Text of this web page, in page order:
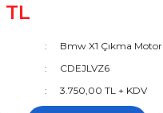
TL
Bmw X1 Çıkma Motor
CDEJLVZ6
3.750,00 TL + KDV